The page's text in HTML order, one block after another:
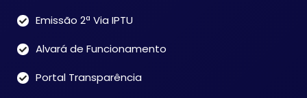
Emissão 2ª Via IPTU
Alvará de Funcionamento
Portal Transparência